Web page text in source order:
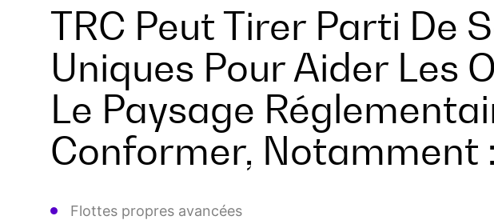
TRC Peut Tirer Parti De
Uniques Pour Aider Les
Le Paysage
Conformer, Notamment :
Flottes propres avancées